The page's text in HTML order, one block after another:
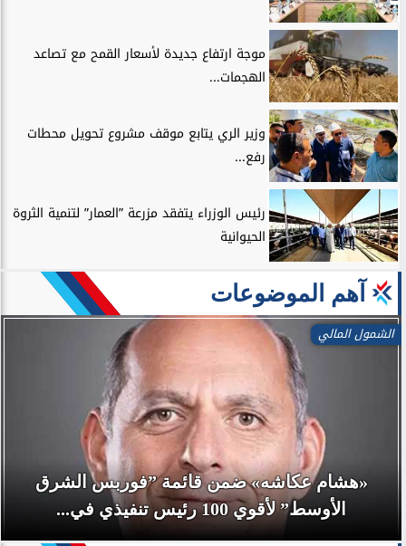
موجة ارتفاع جديدة لأسعار القمح مع تصاعد
الهجمات...
وزير الري يتابع موقف مشروع تحويل محطات
رفع...
رئيس الوزراء يتفقد مزرعة ”العمار” لتنمية الثروة
الحيوانية
آهم الموضوعات
الشمول المالي
«هشام عكاشه» ضمن قائمة ”فوربس الشرق
الأوسط” لأقوي 100 رئيس تنفيذي في...